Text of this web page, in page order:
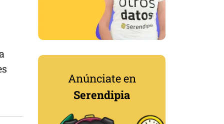
Anúnciate en
Serendipia